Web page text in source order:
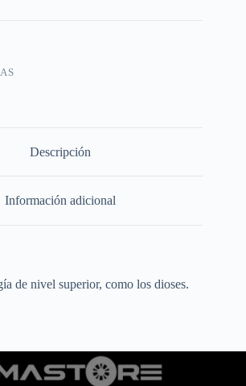
Descripción
Información adicional
de nivel superior, como los dioses.